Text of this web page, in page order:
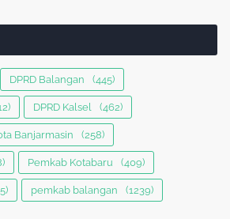
DPRD Balangan (445)
DPRD Kalsel (462)
Banjarmasin (258)
Pemkab Kotabaru (409)
pemkab balangan (1239)